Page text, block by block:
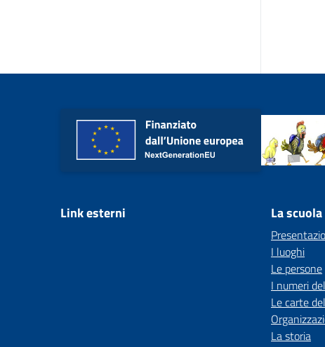
Link esterni La scuola
I luoghi
Le persone
I numeri
Le carte
La storia